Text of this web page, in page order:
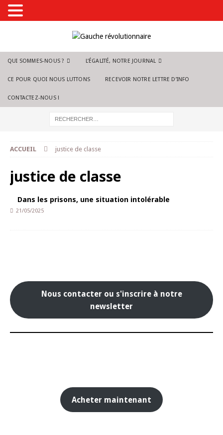
QUI SOMMES-NOUS ? L’ÉGALITÉ, NOTRE JOURNAL
CE POUR QUOI NOUS LUTTONS RECEVOIR NOTRE LETTRE D’INFO
CONTACTEZ-NOUS !
ACCUEIL justice de classe
justice de classe
Dans les prisons, une situation intolérable
21/05/2025
Nous contacter ou s'inscrire à notre
newsletter
Acheter maintenant